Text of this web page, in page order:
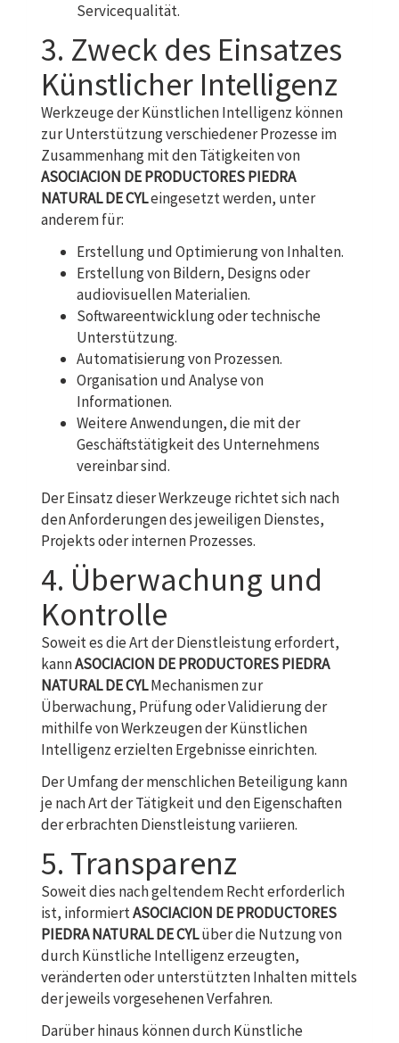
Servicequalität.
3. Zweck des Einsatzes
Künstlicher Intelligenz
Werkzeuge der Künstlichen Intelligenz können
zur Unterstützung verschiedener Prozesse im
Zusammenhang mit den Tätigkeiten von
ASOCIACION DE PRODUCTORES PIEDRA
NATURAL DE CYLeingesetzt werden, unter
anderem für:
Erstellung und Optimierung von Inhalten.
Erstellung von Bildern, Designs oder
audiovisuellen Materialien.
Softwareentwicklung oder technische
Unterstützung.
Automatisierung von Prozessen.
Organisation und Analyse von
Informationen.
Weitere Anwendungen, die mit der
Geschäftstätigkeit des Unternehmens
vereinbar sind.
Der Einsatz dieser Werkzeuge richtet sich nach
den Anforderungen des jeweiligen Dienstes,
Projekts oder internen Prozesses.
4. Überwachung und
Kontrolle
Soweit es die Art der Dienstleistung erfordert,
kannASOCIACION DE PRODUCTORES PIEDRA
NATURAL DE CYLMechanismen zur
Überwachung, Prüfung oder Validierung der
mithilfe von Werkzeugen der Künstlichen
Intelligenz erzielten Ergebnisse einrichten.
Der Umfang der menschlichen Beteiligung kann
je nach Art der Tätigkeit und den Eigenschaften
der erbrachten Dienstleistung variieren.
5. Transparenz
Soweit dies nach geltendem Recht erforderlich
ist, informiertASOCIACION DE PRODUCTORES
PIEDRA NATURAL DE CYLüber die Nutzung von
durch Künstliche Intelligenz erzeugten,
veränderten oder unterstützten Inhalten mittels
der jeweils vorgesehenen Verfahren.
Darüber hinaus können durch Künstliche